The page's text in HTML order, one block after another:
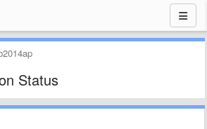
Status